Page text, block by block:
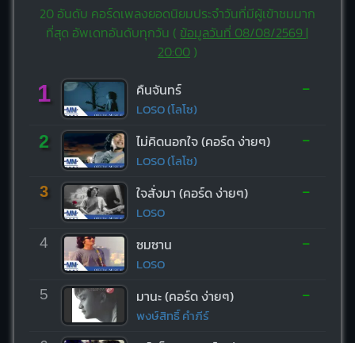
20 อันดับ คอร์ดเพลงยอดนิยมประจำวันที่มีผู้เข้าชมมาก
ที่สุด อัพเดทอันดับทุกวัน ( ข้อมูลวันที่ 08/08/2569 |
20:00)
1 คืนจันทร์
LOSO (โลโซ)
-
2 ไม่คิดนอกใจ (คอร์ด ง่ายๆ)
LOSO (โลโซ)
-
3 ใจสั่งมา (คอร์ด ง่ายๆ)
LOSO
-
4 ซมซาน
LOSO
-
5 มานะ (คอร์ด ง่ายๆ)
พงษ์สิทธิ์ คำภีร์
-